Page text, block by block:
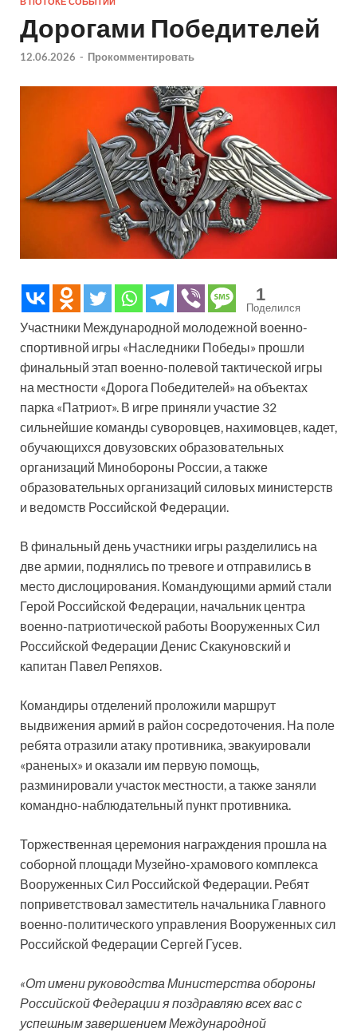
Дорогами Победителей
12.06.2026 - Прокомментировать
1
Поделился
Участники Международной молодежной военно-
спортивной игры «Наследники Победы» прошли
финальный этап военно-полевой тактической игры
на местности «Дорога Победителей» на объектах
парка «Патриот». В игре приняли участие 32
сильнейшие команды суворовцев, нахимовцев, кадет,
обучающихся довузовских образовательных
организаций Минобороны России, а также
образовательных организаций силовых министерств
и ведомств Российской Федерации.
В финальный день участники игры разделились на
две армии, поднялись по тревоге и отправились в
место дислоцирования. Командующими армий стали
Герой Российской Федерации, начальник центра
военно-патриотической работы Вооруженных Сил
Российской Федерации Денис Скакуновский и
капитан Павел Репяхов.
Командиры отделений проложили маршрут
выдвижения армий в район сосредоточения. На поле
ребята отразили атаку противника, эвакуировали
«раненых» и оказали им первую помощь,
разминировали участок местности, а также заняли
командно-наблюдательный пункт противника.
Торжественная церемония награждения прошла на
соборной площади Музейно-храмового комплекса
Вооруженных Сил Российской Федерации. Ребят
поприветствовал заместитель начальника Главного
военно-политического управления Вооруженных сил
Российской Федерации Сергей Гусев.
«От имени руководства Министерства обороны
Российской Федерации я поздравляю всех вас с
успешным завершением Международной